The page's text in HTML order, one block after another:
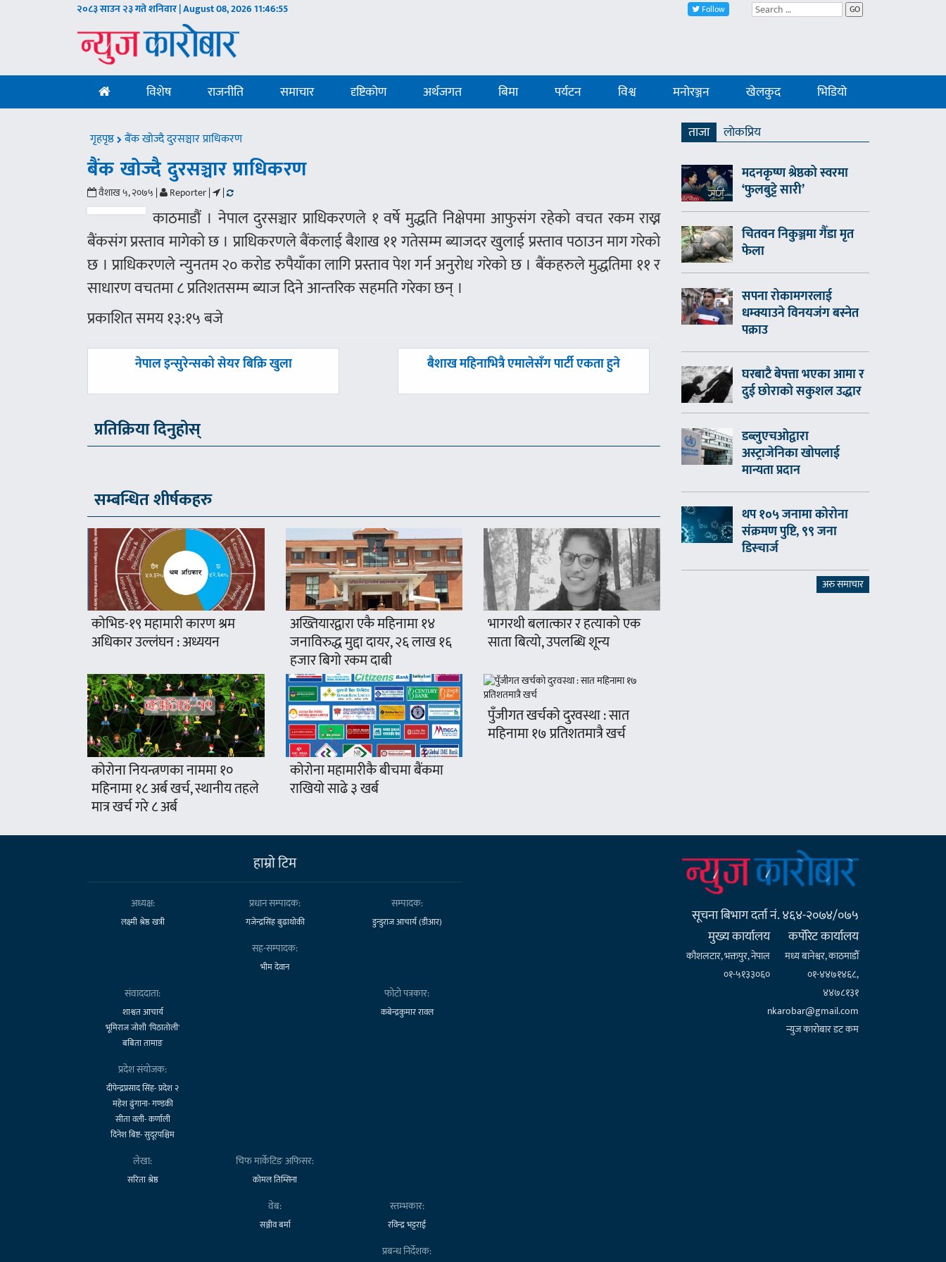
२०८३ साउन २३ गते शनिवार | August 08, 202611:46:55 Follow GO
विशेष राजनीति समाचार दृष्टिकोण अर्थजगत बिमा पर्यटन विश्व मनोरञ्जन खेलकुद भिडियो
गृहपृष्ठ बैंक खोज्दै दुरसञ्चार प्राधिकरण
बैंक खोज्दै दुरसञ्चार प्राधिकरण
वैशाख ५, २०७५ | Reporter | |
काठमाडौं । नेपाल दुरसञ्चार प्राधिकरणले १ वर्षे मुद्धति निक्षेपमा आफुसंग रहेको वचत रकम राख्न
बैंकसंग प्रस्ताव मागेको छ । प्राधिकरणले बैंकलाई बैशाख ११ गतेसम्म ब्याजदर खुलाई प्रस्ताव पठाउन माग गरेको
छ । प्राधिकरणले न्युनतम २० करोड रुपैयाँका लागि प्रस्ताव पेश गर्न अनुरोध गरेको छ । बैंकहरुले मुद्धतिमा ११ र
साधारण वचतमा ८ प्रतिशतसम्म ब्याज दिने आन्तरिक सहमति गरेका छन् ।
प्रकाशित समय १३:१५ बजे
पछिल्लाे
नेपाल इन्सुरेन्सको सेयर बिक्रि खुला
अघिल्लाे
बैशाख महिनाभित्रै एमालेसँग पार्टी एकता हुने
प्रतिक्रिया दिनुहोस्
सम्बन्धित शीर्षकहरु
कोभिड-१९ महामारी कारण श्रम
अधिकार उल्लंघन : अध्ययन
अख्तियारद्वारा एकै महिनामा १४
जनाविरुद्ध मुद्दा दायर, २६ लाख १६
हजार बिगो रकम दाबी
भागरथी बलात्कार र हत्याको एक
साता बित्यो, उपलब्धि शून्य
कोरोना नियन्त्रणका नाममा १०
महिनामा १८ अर्ब खर्च, स्थानीय तहले
मात्र खर्च गरे ८ अर्ब
कोरोना महामारीकै बीचमा बैंकमा
राखियो साढे ३ खर्ब
पुँजीगत खर्चको दुरवस्था : सात
महिनामा १७ प्रतिशतमात्रै खर्च
ताजा
लाेकप्रिय
मदनकृष्ण श्रेष्ठको स्वरमा
‘फुलबुट्टे सारी’
चितवन निकुञ्जमा गैँडा मृत
फेला
सपना रोकामगरलाई
धम्क्याउने विनयजंग बस्नेत
पक्राउ
घरबाटै बेपत्ता भएका आमा र
दुई छोराको सकुशल उद्धार
डब्लुएचओद्वारा
अस्ट्राजेनिका खोपलाई
मान्यता प्रदान
थप १०५ जनामा कोरोना
संक्रमण पुष्टि, ९९ जना
डिस्चार्ज
अरु समाचार
हाम्राे टिम
अध्यक्ष:
लक्ष्मी श्रेष्ठ खत्री
प्रधान सम्पादक:
गजेन्द्रसिंह बुढाथोकी
सम्पादक:
डुन्डुराज आचार्य (डीआर)
सह-सम्पादक:
भीम देवान
संवाददाता:
शाश्वत आचार्य
भूमिराज जोशी 'पिठातोली'
बबिता तामाङ
फोटो पत्रकार:
कबेन्द्रकुमार रावल
प्रदेश संयोजक:
दीपेन्द्रप्रसाद सिंह- प्रदेश २
महेश ढुंगाना- गण्डकी
सीता वली- कर्णाली
दिनेश बिष्ट- सुदूरपश्चिम
लेखा:
सरिता श्रेष्ठ
चिफ मार्केटिङ अफिसर:
कोमल तिम्सिना
वेब:
सञ्जीव बर्मा
स्तम्भकार:
रविन्द्र भट्टराई
प्रबन्ध निर्देशक:
सूचना बिभाग दर्ता नं. ४६४-२०७४/०७५
मुख्य कार्यालय
कौशलटार, भक्तपुर, नेपाल
०१-५१३३०६०
कर्पाेरेट कार्यालय
मध्य बानेश्वर, काठमाडौँ
०१-४४७१४६८,
४४७८१३१
nkarobar@gmail.com
न्युज कारोबार डट कम